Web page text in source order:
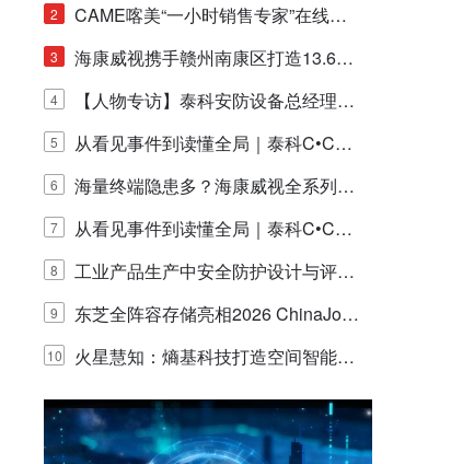
脑机技术商业化生态新路径
2
CAME喀美“一小时销售专家”在线赋
能培训正式启动！
3
海康威视携手赣州南康区打造13.6公
里绿波网
4
【人物专访】泰科安防设备总经理张
宁解码安防出海新范式
5
从看见事件到读懂全局｜泰科C•CUR
E IQ 3.20开启安防运营智能新时代
6
海量终端隐患多？海康威视全系列物
联安全产品，四层守护更放心！
7
从看见事件到读懂全局｜泰科C•CUR
E IQ 3.20开启安防运营智能新时代
8
工业产品生产中安全防护设计与评估
的实践与探讨
9
东芝全阵容存储亮相2026 ChinaJo
y，以海量数据底座赋能“与AI同游”新
体验
10
火星慧知：熵基科技打造空间智能时
代的认知中枢